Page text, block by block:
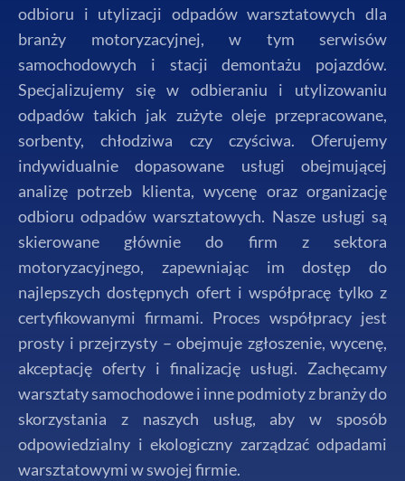
odbioru i utylizacji odpadów warsztatowych dla
branży motoryzacyjnej, w tym serwisów
samochodowych i stacji demontażu pojazdów.
Specjalizujemy się w odbieraniu i utylizowaniu
odpadów takich jak zużyte oleje przepracowane,
sorbenty, chłodziwa czy czyściwa. Oferujemy
indywidualnie dopasowane usługi obejmującej
analizę potrzeb klienta, wycenę oraz organizację
odbioru odpadów warsztatowych. Nasze usługi są
skierowane głównie do firm z sektora
motoryzacyjnego, zapewniając im dostęp do
najlepszych dostępnych ofert i współpracę tylko z
certyfikowanymi firmami. Proces współpracy jest
prosty i przejrzysty – obejmuje zgłoszenie, wycenę,
akceptację oferty i finalizację usługi. Zachęcamy
warsztaty samochodowe i inne podmioty z branży do
skorzystania z naszych usług, aby w sposób
odpowiedzialny i ekologiczny zarządzać odpadami
warsztatowymi w swojej firmie.